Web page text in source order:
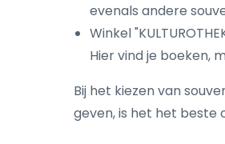
evenals andere
Winkel
Hier vind je boeken,
Bij het kiezen van
geven, is het het beste